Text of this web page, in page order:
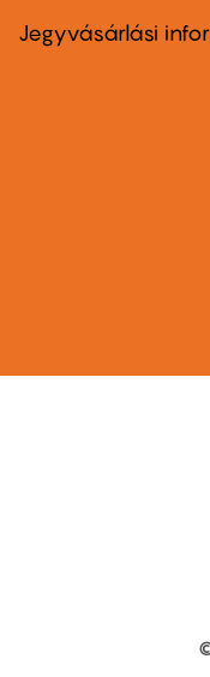
second
Jegyvásárlási